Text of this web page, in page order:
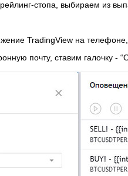
стопа, выбираем из
TradingView на
почту, ставим галочку -